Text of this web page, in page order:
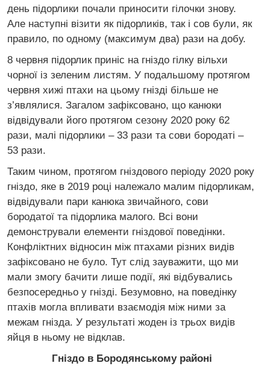
день підорлики почали приносити гілочки знову.
Але наступні візити як підорликів, так і сов були, як
правило, по одному (максимум два) рази на добу.
8 червня підорлик приніс на гніздо гілку вільхи
чорної із зеленим листям. У подальшому протягом
червня хижі птахи на цьому гнізді більше не
з’являлися. Загалом зафіксовано, що канюки
відвідували його протягом сезону 2020 року 62
рази, малі підорлики – 33 рази та сови бородаті –
53 рази.
Таким чином, протягом гніздового періоду 2020 року
гніздо, яке в 2019 році належало малим підорликам,
відвідували пари канюка звичайного, сови
бородатої та підорлика малого. Всі вони
демонстрували елементи гніздової поведінки.
Конфліктних відносин між птахами різних видів
зафіксовано не було. Тут слід зауважити, що ми
мали змогу бачити лише події, які відбувались
безпосередньо у гнізді. Безумовно, на поведінку
птахів могла впливати взаємодія між ними за
межам гнізда. У результаті жоден із трьох видів
яйця в ньому не відклав.
Гніздо в Бородянському районі